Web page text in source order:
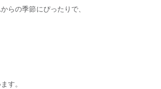
らの季節にぴったりで、
す。